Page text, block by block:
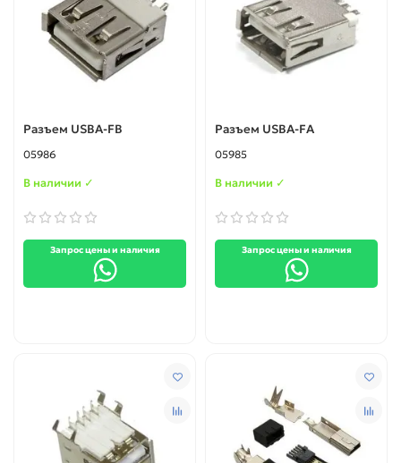
Разъем USBA-FB
05986
В наличии ✓
Запрос цены и наличия
Разъем USBA-FA
05985
В наличии ✓
Запрос цены и наличия